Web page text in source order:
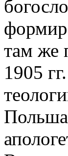
там же
1905